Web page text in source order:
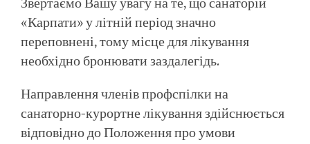
Звертаємо Вашу увагу на те, що санаторій
«Карпати» у літній період значно
переповнені, тому місце для лікування
необхідно бронювати заздалегідь.
Направлення членів профспілки на
санаторно-курортне лікування здійснюється
відповідно до Положення про умови